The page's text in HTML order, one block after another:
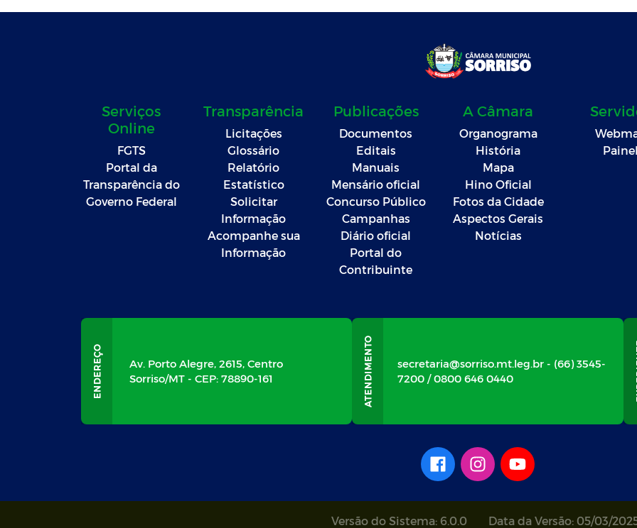
Serviços
Online
FGTS
Portal da
Transparência do
Governo Federal
Transparência
Licitações
Glossário
Relatório
Estatístico
Solicitar
Informação
Acompanhe sua
Informação
Publicações
Documentos
Editais
Manuais
Mensário oficial
Concurso Público
Campanhas
Diário oficial
Portal do
Contribuinte
A Câmara
Organograma
História
Mapa
Hino Oficial
Fotos da Cidade
Aspectos Gerais
Notícias
Painel
Av. Porto Alegre, 2615, Centro
Sorriso/MT - CEP: 78890-161
secretaria@sorriso.mt.leg.br - (66) 3545-
7200 / 0800 646 0440
Versão do Sistema: 6.0.0 Data da Versão: 05/03/